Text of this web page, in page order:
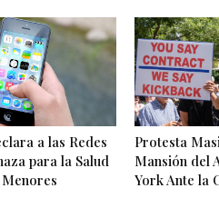
a las Redes
para la Salud
Protesta
Mansión del
York Ante la